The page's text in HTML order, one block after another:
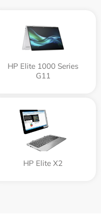
HP Elite 1000 Series
G11
HP Elite X2